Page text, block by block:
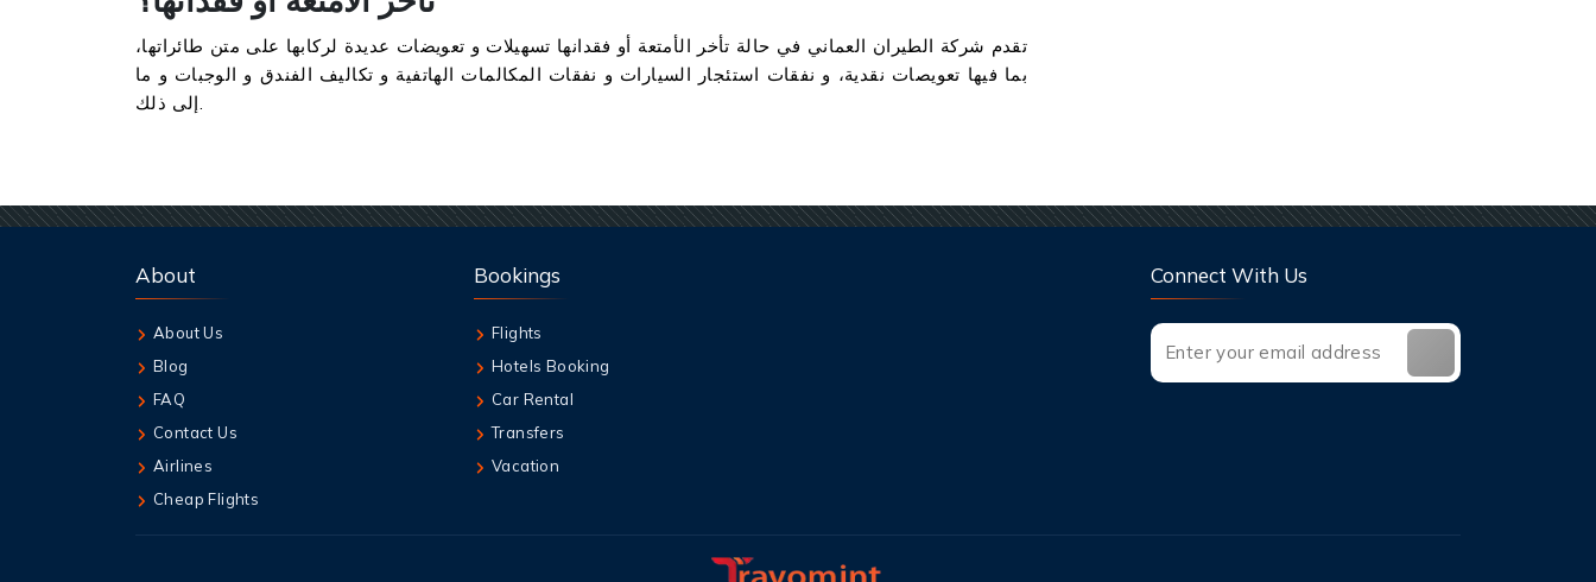
تقدم شركة الطيران العماني في حالة تأخر الأمتعة أو فقدانها تسهيلات و تعويضات عديدة لركابها على متن طائراتها،
بما فيها تعويصات نقدية، و نفقات استئجار السيارات و نفقات المكالمات الهاتفية و تكاليف الفندق و الوجبات و ما
About
About Us
Blog
FAQ
Contact Us
Airlines
Cheap Flights
Bookings
Flights
Hotels Booking
Car Rental
Transfers
Vacation
Connect With Us